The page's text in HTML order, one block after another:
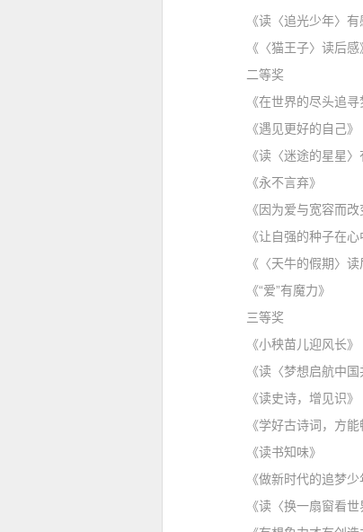
《读〈追光少年〉有
《〈猫王子〉读后感
二等奖
《在世界的尽头追寻
《遇见更好的自己》
《读〈迷途的星星〉
《永不言弃》 汕头
《因为爱与宽容而改
《让自强的种子在心
《〈天牛的假期〉读
《“爱”有魔力》 汕
三等奖
《小秧苗儿迎风长》
《读〈梦想启航中国
《读史诗，增见识
《学好古诗词，方能
《读书知味》 汕头
《做新时代的追梦少
《读〈换一扇窗看世